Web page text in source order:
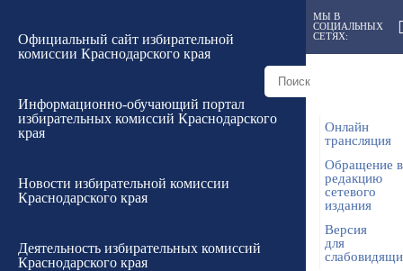
Официальный сайт избирательной
комиссии Краснодарского края
Информационно-обучающий портал
избирательных комиссий Краснодарского
края
Новости избирательной комиссии
Краснодарского края
Деятельность избирательных комиссий
Краснодарского края
МЫ В
СОЦИАЛЬНЫХ
СЕТЯХ:
Онлайн
трансляция
Обращение в
редакцию
сетевого
издания
Версия
для